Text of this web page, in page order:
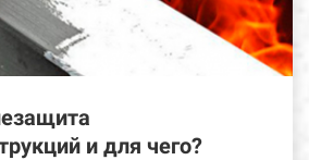
и для чего?